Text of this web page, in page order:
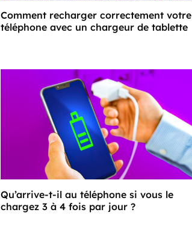
Comment recharger correctement votre
téléphone avec un chargeur de tablette
Qu’arrive-t-il au téléphone si vous le
chargez 3 à 4 fois par jour ?